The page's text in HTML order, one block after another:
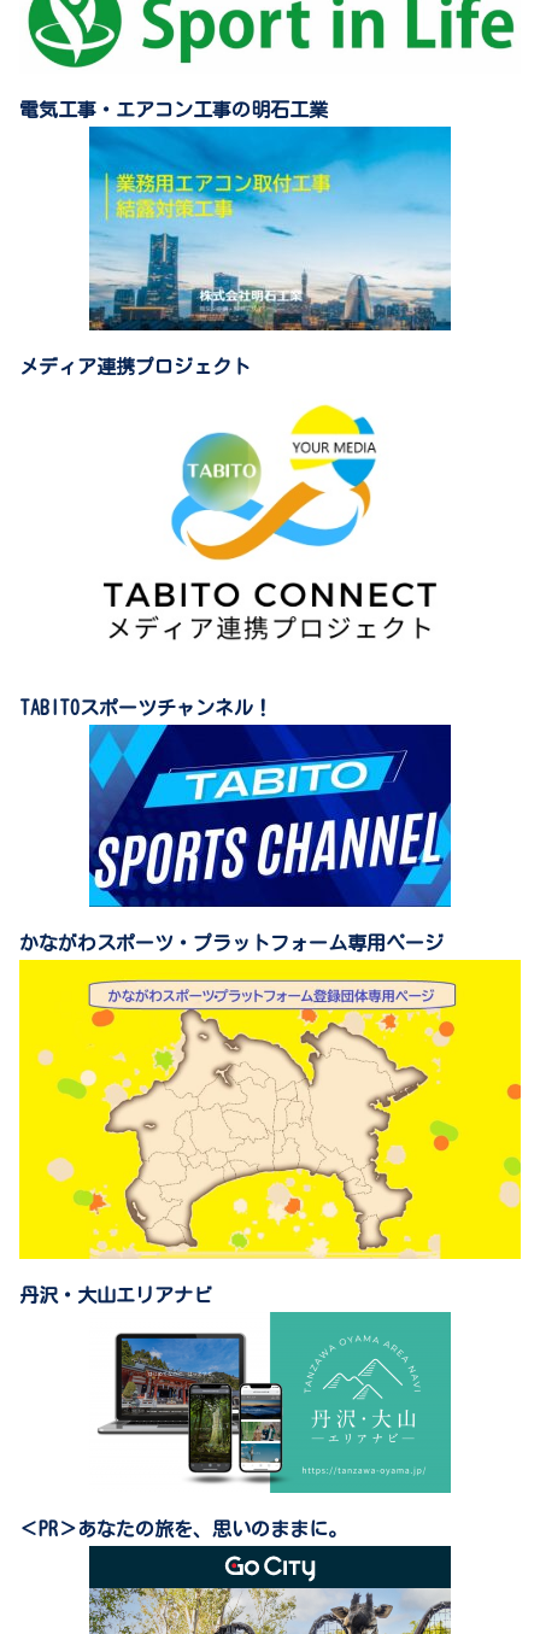
電気工事・エアコン工事の明石工業
メディア連携プロジェクト
TABITOスポーツチャンネル！
かながわスポーツ・プラットフォーム専用ページ
丹沢・大山エリアナビ
＜PR＞あなたの旅を、思いのままに。